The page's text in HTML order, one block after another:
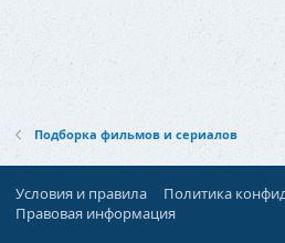
Подборка фильмов и сериалов
Условия и правила
Политика
Правовая информация